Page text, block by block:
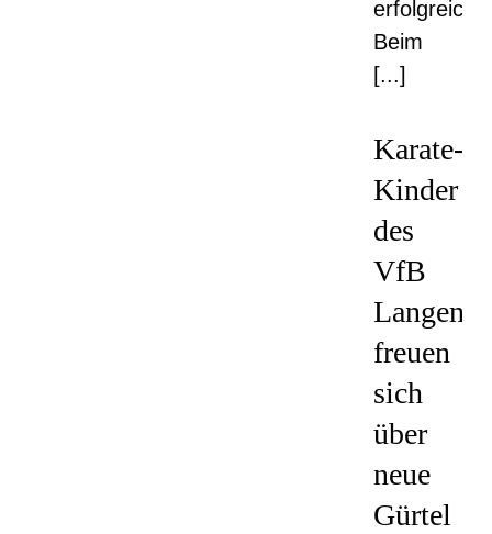
erfolgreich
Beim
[...]
Karate-
Kinder
des
VfB
freuen
sich
über
neue
Gürtel